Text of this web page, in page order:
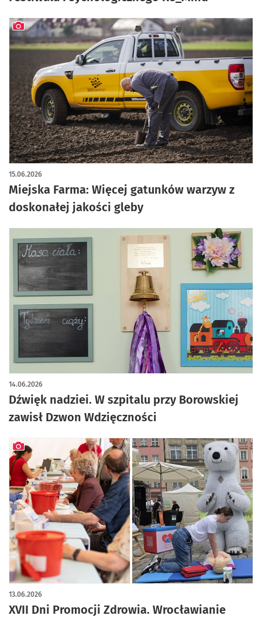
Miejska Farma: Więcej gatunków warzyw z
doskonałej jakości gleby
15.06.2026
artykuł z galerią zdjęć
Dźwięk nadziei. W szpitalu przy Borowskiej
zawisł Dzwon Wdzięczności
14.06.2026
XVII Dni Promocji Zdrowia. Wrocławianie
13.06.2026
artykuł z galerią zdjęć